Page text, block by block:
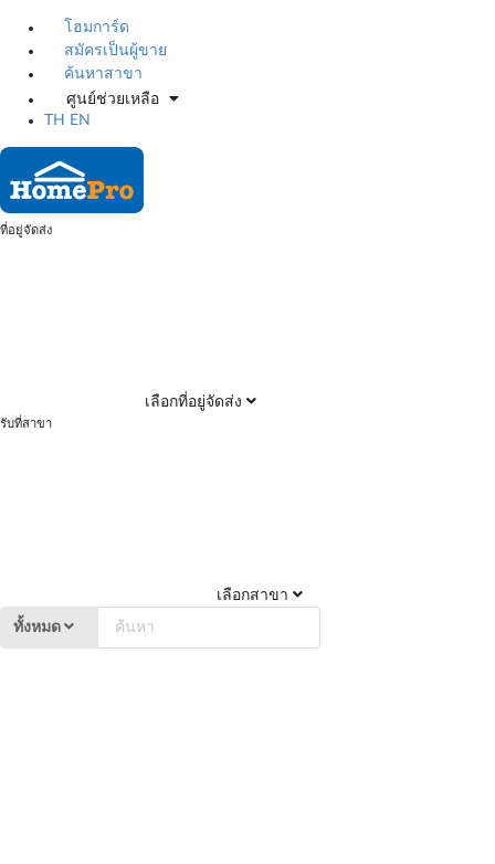
โฮมการ์ด
สมัครเป็นผู้ขาย
ค้นหาสาขา
ศูนย์ช่วยเหลือ
TH
EN
ที่อยู่จัดส่ง
เลือกที่อยู่จัดส่ง
รับที่สาขา
เลือกสาขา
ทั้งหมด